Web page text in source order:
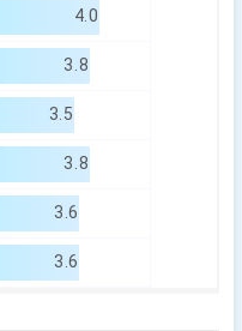
4.0
3.8
3.5
3.8
3.6
3.6